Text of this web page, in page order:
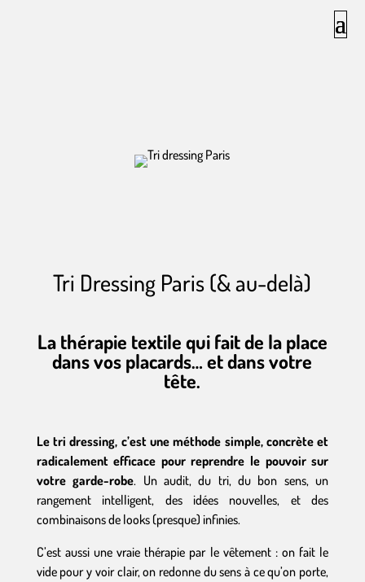
Tri Dressing Paris (& au-delà)
La thérapie textile qui fait de la place
dans vos placards… et dans votre
tête.
Le tri dressing, c’est une méthode simple, concrète et
radicalement efficace pour reprendre le pouvoir sur
votre garde-robe. Un audit, du tri, du bon sens, un
rangement intelligent, des idées nouvelles, et des
combinaisons de looks (presque) infinies.
C’est aussi une vraie thérapie par le vêtement : on fait le
vide pour y voir clair, on redonne du sens à ce qu’on porte,